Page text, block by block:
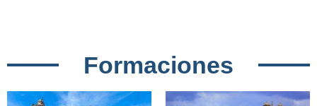
Formaciones